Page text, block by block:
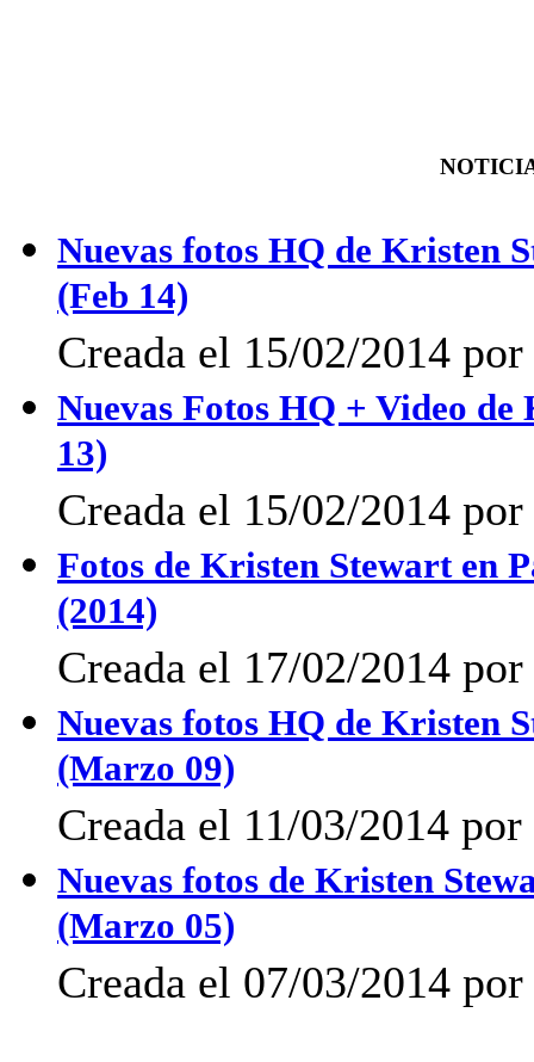
Nuevas fotos HQ de Kristen
(Feb 14)
Creada el 15/02/2014
Nuevas Fotos HQ + Video
13)
Creada el 15/02/2014
Fotos de Kristen Stewart en
(2014)
Creada el 17/02/2014
Nuevas fotos HQ de Kristen
(Marzo 09)
Creada el 11/03/2014
Nuevas fotos de Kristen
(Marzo 05)
Creada el 07/03/2014